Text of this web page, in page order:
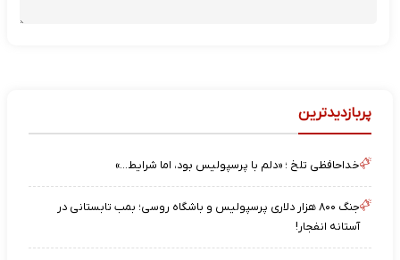
پربازدیدترین
خداحافظی تلخ ؛ «دلم با پرسپولیس بود، اما شرایط…»
جنگ ۸۰۰ هزار دلاری پرسپولیس و باشگاه روسی؛ بمب تابستانی در
آستانه انفجار!